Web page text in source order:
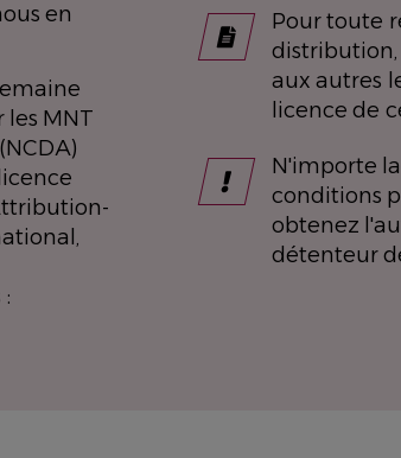
en
MNT
Pour toute
distribution,
aux autres
licence de
N'importe
conditions
obtenez
détenteur